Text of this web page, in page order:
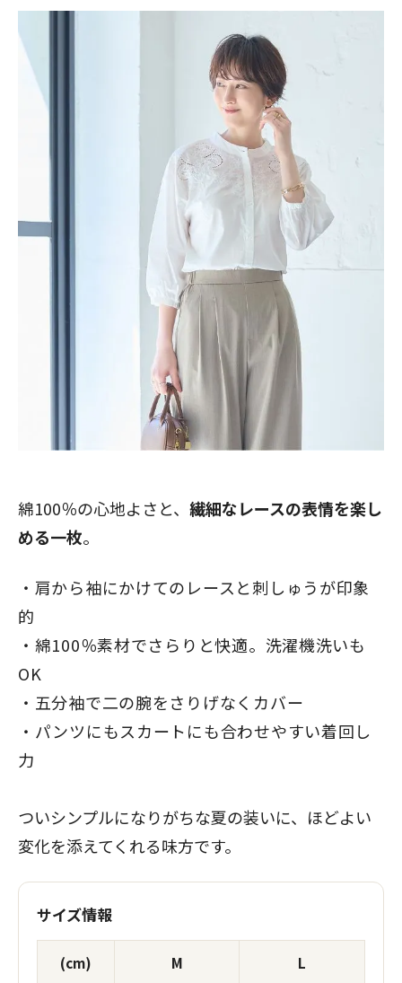
綿100％の心地よさと、 繊細なレースの表情を楽し
める一枚。
肩から袖にかけてのレースと刺しゅうが印象
的
綿100％素材でさらりと快適。洗濯機洗いも
OK
五分袖で二の腕をさりげなくカバー
パンツにもスカートにも合わせやすい着回し
力
ついシンプルになりがちな夏の装いに、ほどよい
変化を添えてくれる味方です。
サイズ情報
(cm) M L